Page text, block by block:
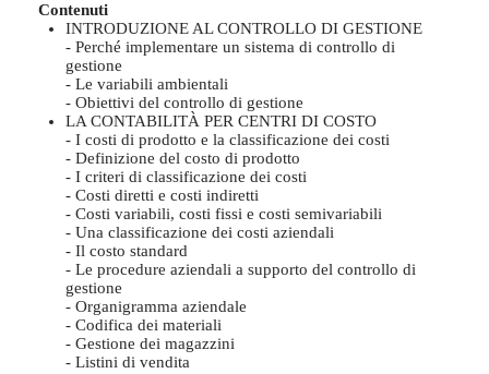
Contenuti
INTRODUZIONE AL CONTROLLO DI GESTIONE
- Perché implementare un sistema di controllo di
gestione
- Le variabili ambientali
- Obiettivi del controllo di gestione
LA CONTABILITÀ PER CENTRI DI COSTO
- I costi di prodotto e la classificazione dei costi
- Definizione del costo di prodotto
- I criteri di classificazione dei costi
- Costi diretti e costi indiretti
- Costi variabili, costi fissi e costi semivariabili
- Una classificazione dei costi aziendali
- Il costo standard
- Le procedure aziendali a supporto del controllo di
gestione
- Organigramma aziendale
- Codifica dei materiali
- Gestione dei magazzini
- Listini di vendita